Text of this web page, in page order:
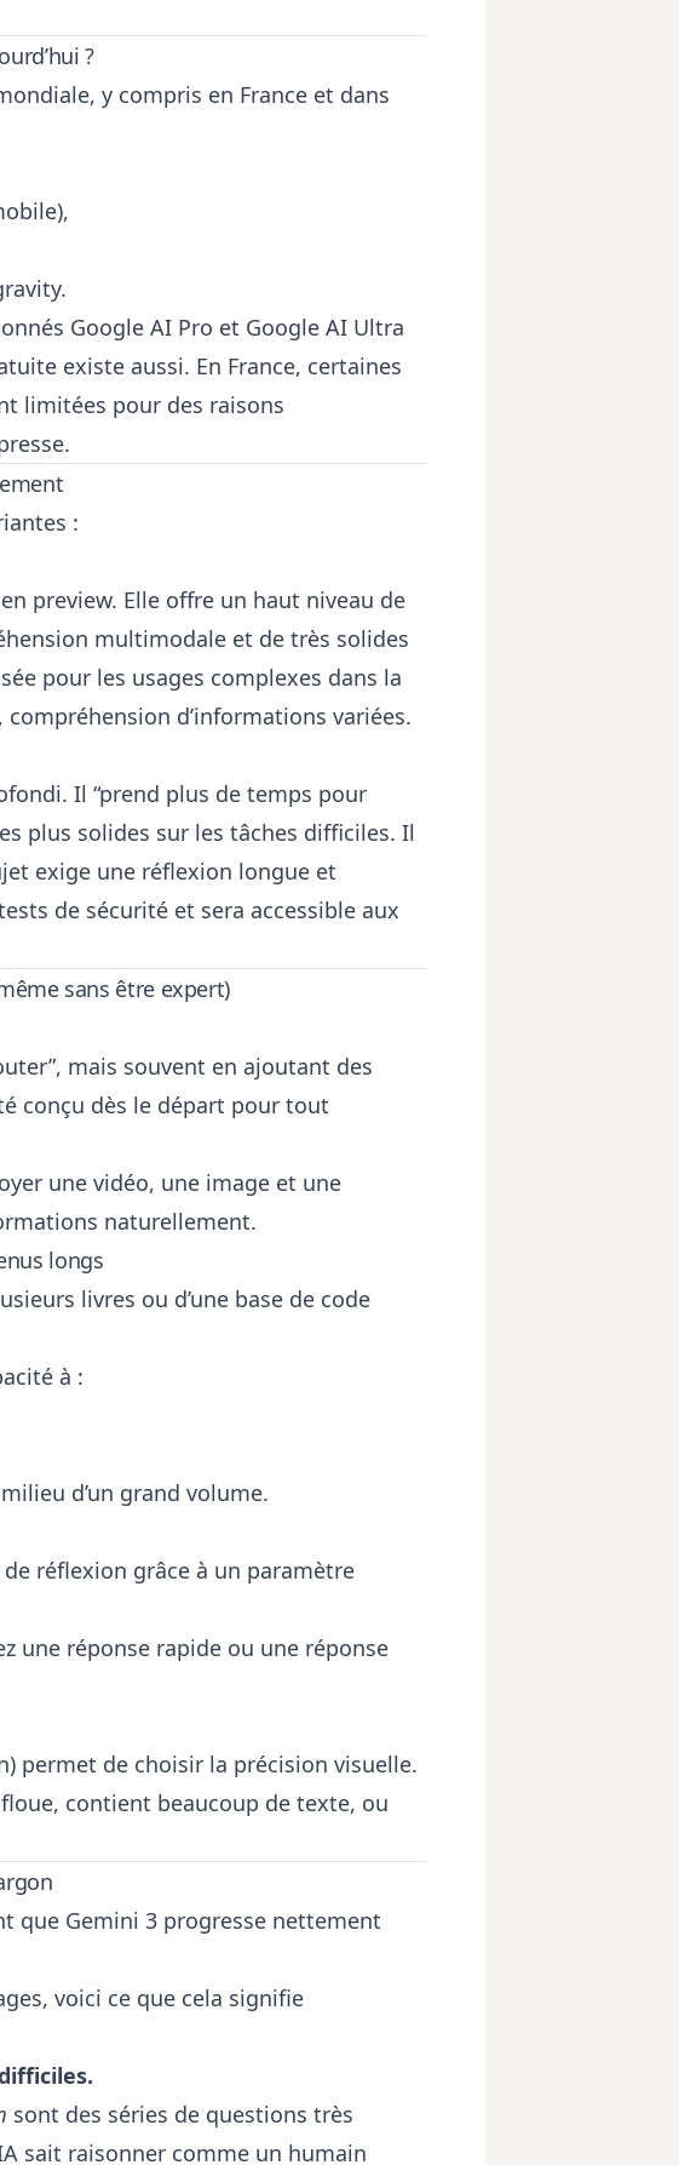
?
y compris en France et dans
Google AI Pro et Google AI Ultra
existe aussi. En France, certaines
limitées pour des raisons
:
preview. Elle offre un haut niveau de
multimodale et de très solides
pour les usages complexes dans la
d’informations variées.
Il “prend plus de temps pour
plus solides sur les tâches difficiles. Il
exige une réflexion longue et
de sécurité et sera accessible aux
sans être expert)
mais souvent en ajoutant des
conçu dès le départ pour tout
une vidéo, une image et une
naturellement.
longs
livres ou d’une base de code
à :
d’un grand volume.
réflexion grâce à un paramètre
une réponse rapide ou une réponse
permet de choisir la précision visuelle.
floue, contient beaucoup de texte, ou
que Gemini 3 progresse nettement
voici ce que cela signifie
sont des séries de questions très
sait raisonner comme un humain